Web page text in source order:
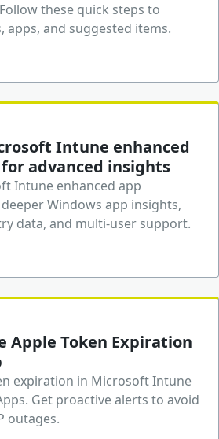
these quick steps to
apps, and suggested items.
Intune enhanced
advanced insights
Intune enhanced app
Windows app insights,
data, and multi-user support.
Apple Token Expiration
expiration in Microsoft Intune
Get proactive alerts to avoid
outages.